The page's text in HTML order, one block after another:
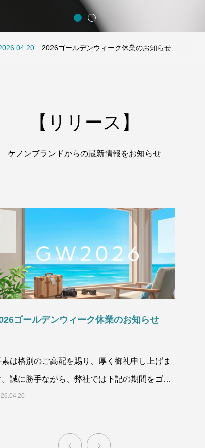
ケノンが「OMOTENASHI Selection 2026」受賞の快挙
2026ゴールデンウィーク休業のお知らせ
Tokyo Family Marche 有明ガーデン店でケノンを体験
【リリース】
ケノンブランドからの最新情報をお知らせ
ゴールデンウィーク休業のお知らせ
素は格別のご高配を賜り、厚く御礼申し上げま
。誠に勝手ながら、弊社では下記の期間をゴー
ンウィーク休業と